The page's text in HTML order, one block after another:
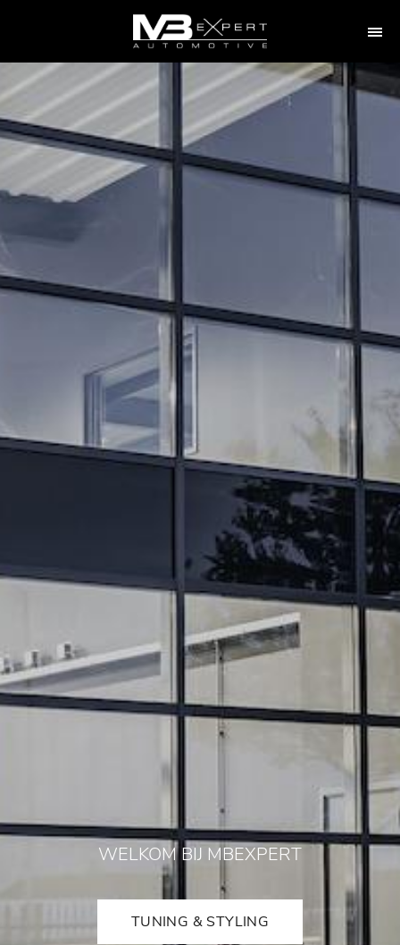
WELKOM BIJ MBEXPERT
TUNING & STYLING